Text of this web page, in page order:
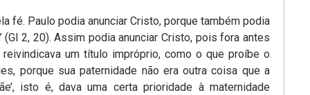
fé. Paulo podia anunciar Cristo, porque também podia
2, 20). Assim podia anunciar Cristo, pois fora antes
um título impróprio, como o que proíbe o
porque sua paternidade não era outra coisa que a
isto é, dava uma certa prioridade à maternidade